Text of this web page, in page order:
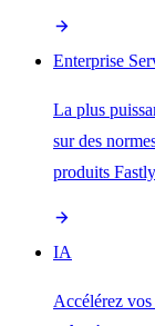
Enterprise
La plus
sur des
produits Fastly
IA
Accélérez